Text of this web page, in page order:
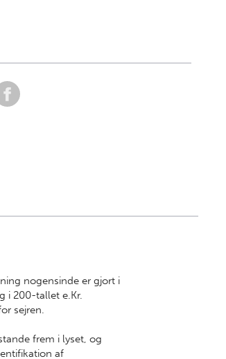
nogensinde er gjort i
i 200-tallet e.Kr.
sejren.
frem i lyset, og
af